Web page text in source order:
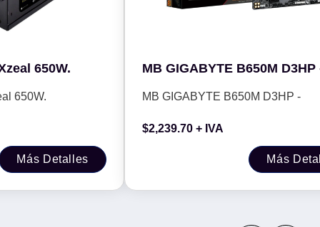
650W.
650W.
Más Detalles
MB GIGABYTE B650M D3HP
MB GIGABYTE B650M D3HP -
$2,239.70 + IVA
Más